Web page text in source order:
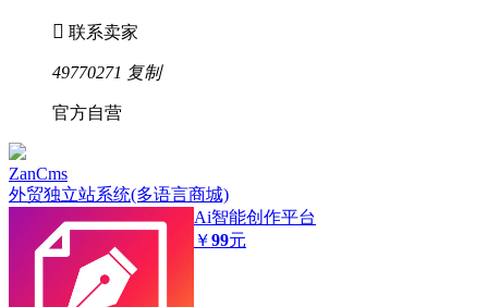
 联系卖家
49770271 复制
官方自营
ZanCms
外贸独立站系统(多语言商城)
Ai智能创作平台
￥99元